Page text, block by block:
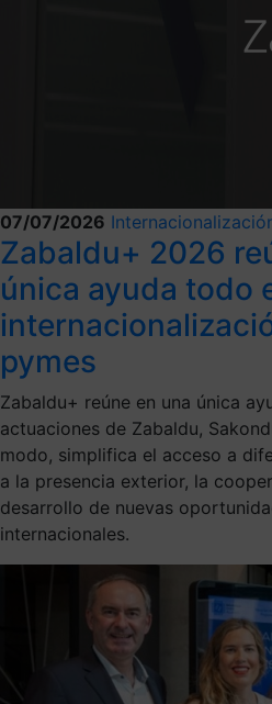
07/07/2026
Zabaldu+ 2026
única ayuda todo
pymes
Zabaldu+ reúne en una única
actuaciones de Zabaldu,
modo, simplifica el acceso a
a la presencia exterior, la
desarrollo de nuevas
internacionales.